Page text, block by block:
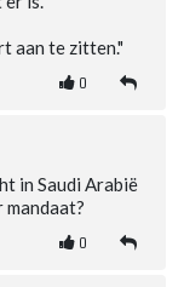
aan te zitten."
0
in Saudi Arabië
mandaat?
0